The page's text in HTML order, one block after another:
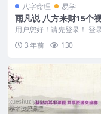
八字命理 易学
雨凡说 八方来财15个视
凡《阳宅风水八方催财
55集视频 百度盘
用户您好！请先登录！ 登
雨凡说 八方来财15个视频
158...3 年前 130